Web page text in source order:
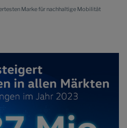
Marke für nachhaltige Mobilität